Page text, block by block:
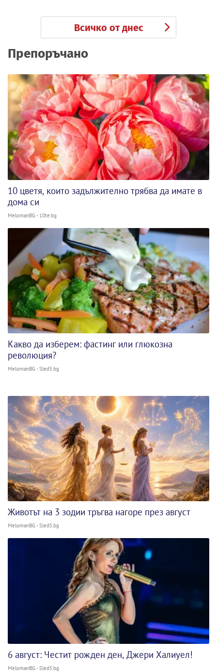
Всичко от днес
Препоръчано
10 цветя, които задължително трябва да имате в
дома си
MelomanBG - 10te.bg
Какво да изберем: фастинг или глюкозна
революция?
MelomanBG - Sled5.bg
Животът на 3 зодии тръгва нагоре през август
MelomanBG - Sled5.bg
6 август: Честит рожден ден, Джери Халиуел!
MelomanBG - Sled5.bg